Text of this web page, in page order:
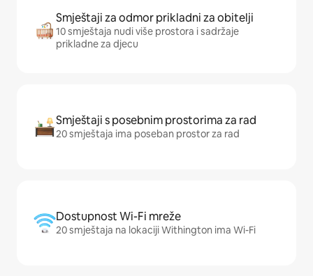
Smještaji za odmor prikladni za obitelji
10 smještaja nudi više prostora i sadržaje
prikladne za djecu
Smještaji s posebnim prostorima za rad
20 smještaja ima poseban prostor za rad
Dostupnost Wi-Fi mreže
20 smještaja na lokaciji Withington ima Wi-Fi